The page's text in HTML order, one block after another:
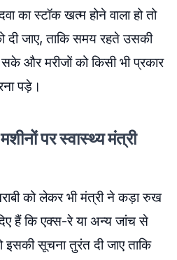
का स्टॉक खत्म होने वाला हो तो
दी जाए, ताकि समय रहते उसकी
और मरीजों को किसी भी प्रकार
पड़े।
पर स्वास्थ्य मंत्री
को लेकर भी मंत्री ने कड़ा रुख
हैं कि एक्स-रे या अन्य जांच से
सूचना तुरंत दी जाए ताकि